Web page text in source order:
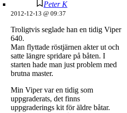
Peter K
2012-12-13 @ 09:37
Troligtvis seglade han en tidig Viper
640.
Man flyttade röstjärnen akter ut och
satte längre spridare på båten. I
starten hade man just problem med
brutna master.
Min Viper var en tidig som
uppgraderats, det finns
uppgraderings kit för äldre båtar.